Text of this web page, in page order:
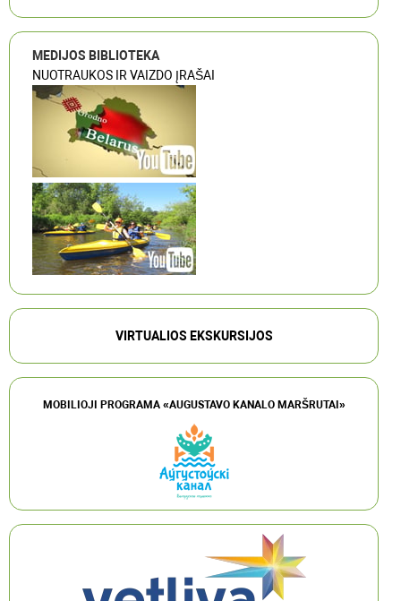
MEDIJOS BIBLIOTEKA
NUOTRAUKOS IR VAIZDO ĮRAŠAI
VIRTUALIOS EKSKURSIJOS
MOBILIOJI PROGRAMA «AUGUSTAVO KANALO MARŠRUTAI»